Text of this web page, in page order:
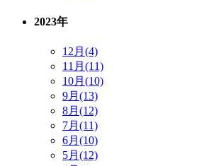
2023年
12月(4)
11月(11)
10月(10)
9月(13)
8月(12)
7月(11)
6月(10)
5月(12)